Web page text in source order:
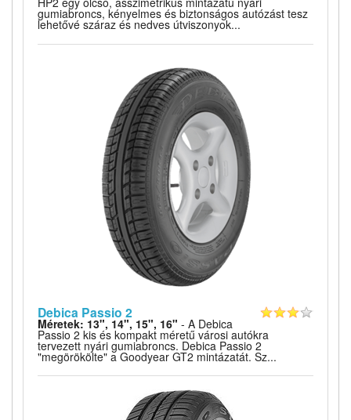
gumiabroncs, kényelmes és biztonságos autózást tesz
lehetővé száraz és nedves útviszonyok...
Debica Passio 2
Méretek: 13", 14", 15", 16" - A Debica
Passio 2 kis és kompakt méretű városi autókra
tervezett nyári gumiabroncs. Debica Passio 2
"megörökölte" a Goodyear GT2 mintázatát. Sz...